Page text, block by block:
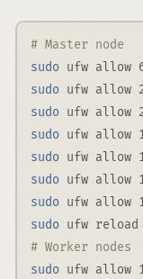
# Master node
sudo ufw allow
sudo ufw allow
sudo ufw allow
sudo ufw allow
sudo ufw allow
sudo ufw allow
sudo ufw allow
sudo ufw reload
# Worker nodes
sudo ufw allow